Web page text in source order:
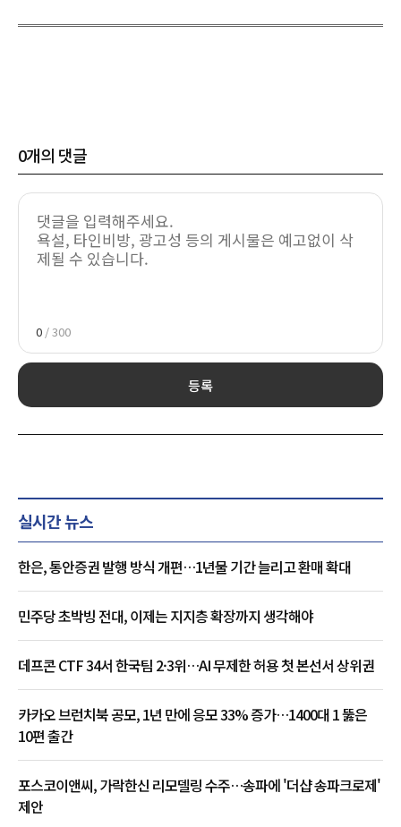
0개의 댓글
0 / 300
등록
실시간 뉴스
한은, 통안증권 발행 방식 개편…1년물 기간 늘리고 환매 확대
민주당 초박빙 전대, 이제는 지지층 확장까지 생각해야
데프콘 CTF 34서 한국팀 2·3위…AI 무제한 허용 첫 본선서 상위권
카카오 브런치북 공모, 1년 만에 응모 33% 증가…1400대 1 뚫은
10편 출간
포스코이앤씨, 가락한신 리모델링 수주…송파에 '더샵 송파크로제'
제안